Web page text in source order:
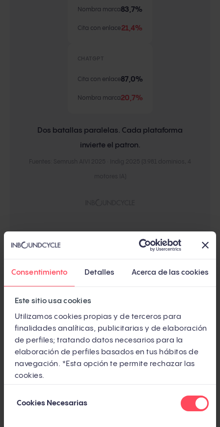
Consentimiento Detalles Acerca de las cookies
Este sitio usa cookies
Utilizamos cookies propias y de terceros para
finalidades analíticas, publicitarias y de elaboración
de perfiles; tratando datos necesarios para la
elaboración de perfiles basados en tus hábitos de
navegación. *Esta opción te permite rechazar las
cookies.
deCookies Necesarias
Nombra marca83,7%
Cita con enlace21,4%
CHATGPT
Cita con enlace87,0%
Nombra marca20,7%
Dos batallas paralelas. Cada plataforma
invierte el patron.
a una grande en la IA
ChatGPT distribuye las menciones de forma más
abierta que Google. En herramientas de desarrollo,
el índice HHI (una medida estándar de
concentración de mercado) en ChatGPT es de 1.061
frente a 2.410 en Google (EMGI, 2026) — la
distribución es el doble de abierta.